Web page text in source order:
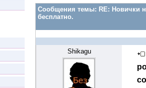
Сообщения темы: RE: Новички
бесплатно.
Shikagu